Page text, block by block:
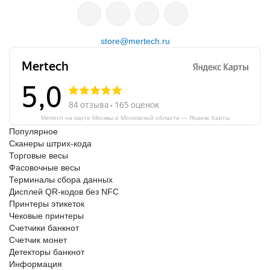
store@mertech.ru
Mertech на карте Москвы и Московской области — Яндекс Карты
Популярное
Сканеры штрих-кода
Торговые весы
Фасовочные весы
Терминалы сбора данных
Дисплей QR-кодов без NFC
Принтеры этикеток
Чековые принтеры
Счетчики банкнот
Счетчик монет
Детекторы банкнот
Информация